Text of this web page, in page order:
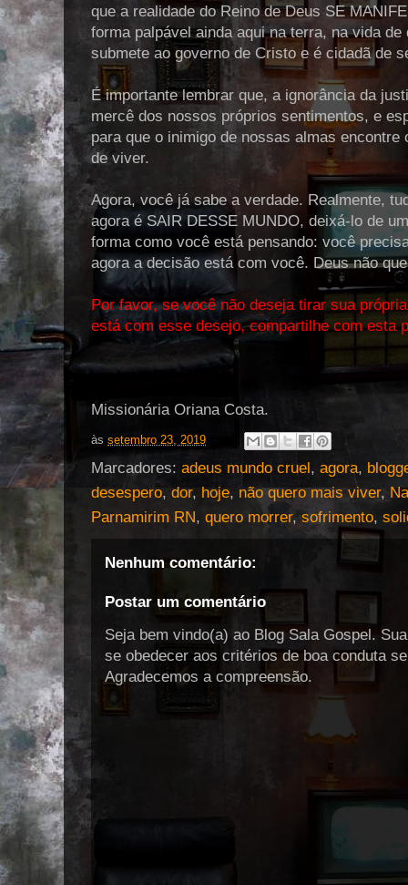
que a realidade do Reino de Deus SE
forma palpável ainda aqui na terra, na vida
submete ao governo de Cristo e é cidadã de
É importante lembrar que, a ignorância da
mercê dos nossos próprios sentimentos, e
para que o inimigo de nossas almas
de viver.
Agora, você já sabe a verdade. Realmente,
agora é SAIR DESSE MUNDO, deixá-lo de
forma como você está pensando: você
agora a decisão está com você. Deus não
Por favor, se você não deseja tirar sua
está com esse desejo, compartilhe com esta
Missionária Oriana Costa.
às setembro 23, 2019
Marcadores: adeus mundo cruel, agora,
desespero, dor, hoje, não quero mais viver,
Parnamirim RN, quero morrer,sofrimento,
Nenhum comentário:
Postar um comentário
Seja bem vindo(a) ao Blog Sala Gospel.
se obedecer aos critérios de boa conduta
Agradecemos a compreensão.